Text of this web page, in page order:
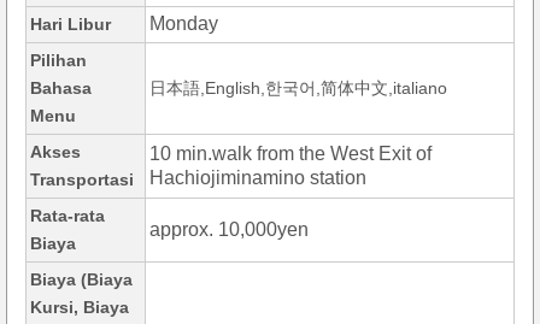
Hari Libur Monday
Pilihan
Bahasa
Menu
日本語,English,한국어,简体中文,italiano
Akses
Transportasi
10 min.walk from the West Exit of
Hachiojiminamino station
Rata-rata
Biaya
approx. 10,000yen
Biaya (Biaya
Kursi, Biaya